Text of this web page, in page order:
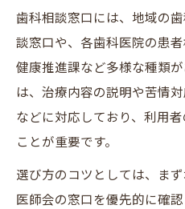
歯科相談窓口には、地域の
談窓口や、各歯科医院の患
健康推進課など多様な種類
は、治療内容の説明や苦情
などに対応しており、利用
ことが重要です。
選び方のコツとしては、ま
医師会の窓口を優先的に確